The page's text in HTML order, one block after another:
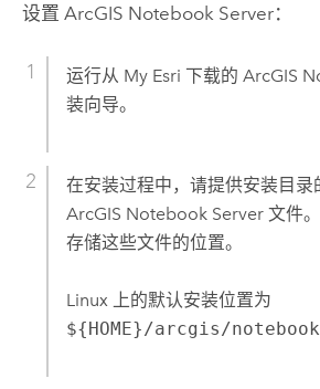
设置 ArcGIS Notebook Server：
运行从 My Esri 下载的 ArcGIS
装向导。
在安装过程中，请提供安装目录
ArcGIS Notebook Server文件
存储这些文件的位置。
Linux上的默认安装位置为
${HOME}/arcgis/